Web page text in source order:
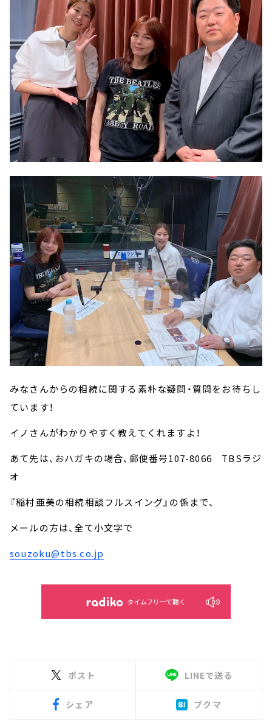
みなさんからの相続に関する素朴な疑問・質問をお待ちし
ています！
イノさんがわかりやすく教えてくれますよ！
あて先は、おハガキの場合、郵便番号107-8066 TBSラジ
オ
『稲村亜美の相続相談フルスイング』の係まで、
メールの方は、全て小文字で
souzoku@tbs.co.jp
タイムフリーで聴く
ポスト LINEで送る
シェア ブクマ